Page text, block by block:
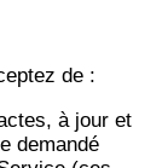
de :
à jour et
demandé